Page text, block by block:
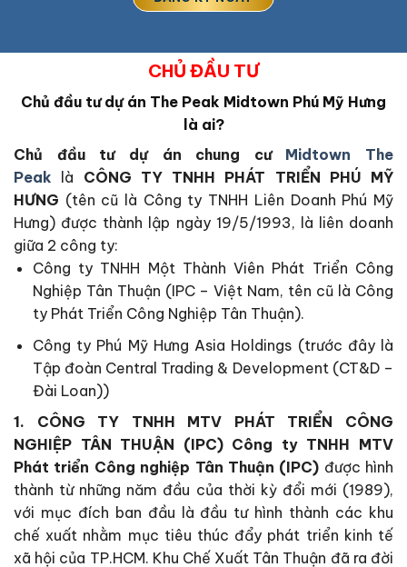
CHỦ ĐẦU TƯ
Chủ đầu tư dự án The Peak Midtown Phú Mỹ Hưng
là ai?
Chủ đầu tư dự án chung cư Midtown The
Peak
là CÔNG TY TNHH PHÁT TRIỂN PHÚ MỸ
HƯNG (tên cũ là Công ty TNHH Liên Doanh Phú Mỹ
Hưng) được thành lập ngày 19/5/1993, là liên doanh
giữa 2 công ty:
Công ty TNHH Một Thành Viên Phát Triển Công
Nghiệp Tân Thuận (IPC – Việt Nam, tên cũ là Công
ty Phát Triển Công Nghiệp Tân Thuận).
Công ty Phú Mỹ Hưng Asia Holdings (trước đây là
Tập đoàn Central Trading & Development (CT&D –
Đài Loan))
1. CÔNG TY TNHH MTV PHÁT TRIỂN CÔNG
NGHIỆP TÂN THUẬN (IPC) Công ty TNHH MTV
Phát triển Công nghiệp Tân Thuận (IPC) được hình
thành từ những năm đầu của thời kỳ đổi mới (1989),
với mục đích ban đầu là đầu tư hình thành các khu
chế xuất nhằm mục tiêu thúc đẩy phát triển kinh tế
xã hội của TP.HCM. Khu Chế Xuất Tân Thuận đã ra đời